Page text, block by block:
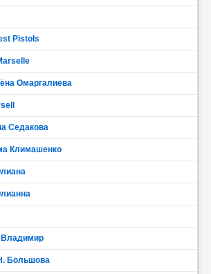
Pistols
Омаргалиева
Седакова
Климашенко
Владимир
Большова